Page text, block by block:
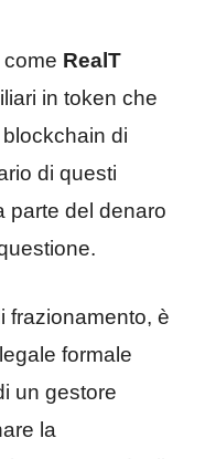
RealT
in token che
di
di questi
parte del denaro
frazionamento, è
formale
un gestore
la